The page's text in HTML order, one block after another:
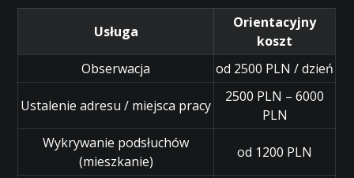
Usługa
Orientacyjny
koszt
Obserwacja
od 2500 PLN / dzień
Ustalenie adresu / miejsca pracy
2500 PLN – 6000
PLN
Wykrywanie podsłuchów
(mieszkanie)
od 1200 PLN